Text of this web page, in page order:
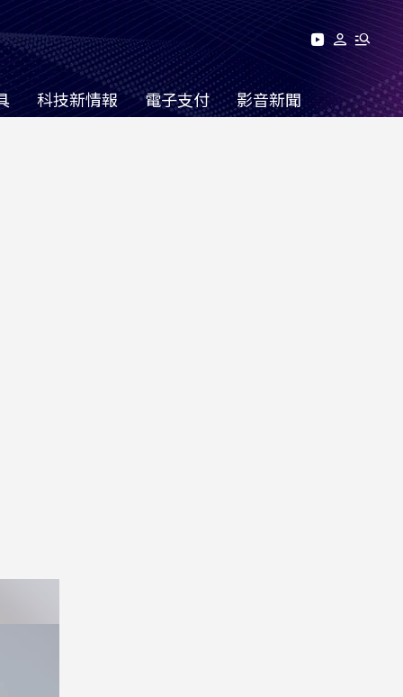
科技新情報 電子支付 影音新聞